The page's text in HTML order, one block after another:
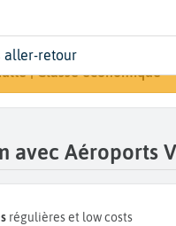
(BSL)
de votre voyage
| Classe
| Classe économique
aller-retour
avec Aéroports
régulières et low costs